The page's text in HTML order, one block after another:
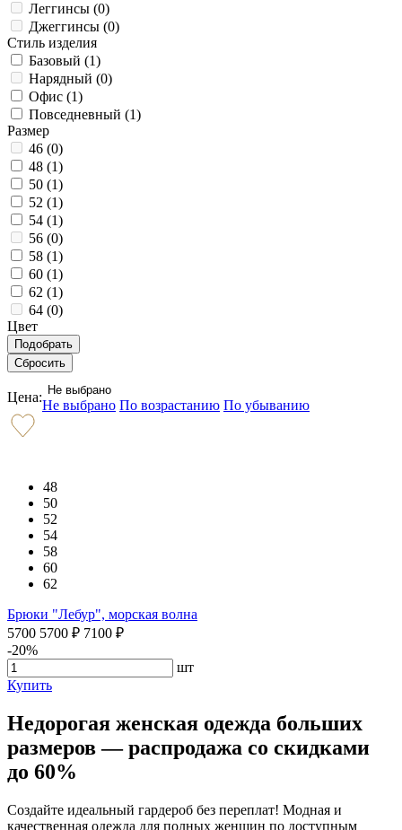
Леггинсы (0)
Джеггинсы (0)
Стиль изделия
Базовый (1)
Нарядный (0)
Офис (1)
Повседневный (1)
Размер
46 (0)
48 (1)
50 (1)
52 (1)
54 (1)
56 (0)
58 (1)
60 (1)
62 (1)
64 (0)
Цвет
Цена: Не выбрано
Не выбрано По возрастанию По убыванию
48
50
52
54
58
60
62
Брюки "Лебур", морская волна
5700 5700 ₽ 7100 ₽
-20%
шт
Купить
Недорогая женская одежда больших
размеров — распродажа со скидками
до 60%
Создайте идеальный гардероб без переплат! Модная и
качественная одежда для полных женщин по доступным